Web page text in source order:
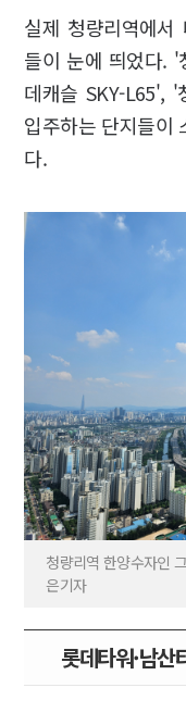
실제 청량리역에
들이 눈에 띄었다. '
데캐슬 SKY-L65', '
입주하는 단지들이
다.
청량리역 한양수자인
은기자
롯데타워·남